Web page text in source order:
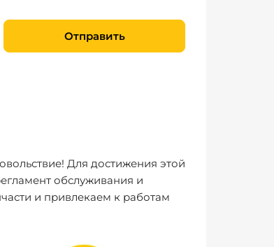
Отправить
Для достижения этой
обслуживания и
и привлекаем к работам